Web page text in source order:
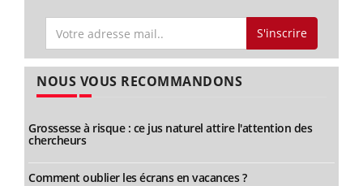
S'inscrire
NOUS VOUS RECOMMANDONS
Grossesse à risque : ce jus naturel attire l'attention des
chercheurs
Comment oublier les écrans en vacances ?